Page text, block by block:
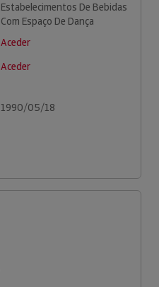
Estabelecimentos De Bebidas
Com Espaço De Dança
Aceder
Aceder
1990/05/18